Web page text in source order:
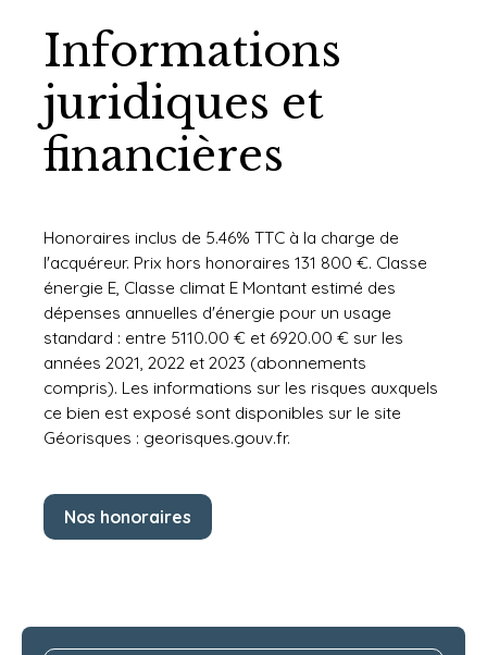
Informations
juridiques et
financières
Honoraires inclus de 5.46% TTC à la charge de
l'acquéreur. Prix hors honoraires 131 800 €. Classe
énergie E, Classe climat E Montant estimé des
dépenses annuelles d'énergie pour un usage
standard : entre 5110.00 € et 6920.00 € sur les
années 2021, 2022 et 2023 (abonnements
compris). Les informations sur les risques auxquels
ce bien est exposé sont disponibles sur le site
Géorisques : georisques.gouv.fr.
Nos honoraires